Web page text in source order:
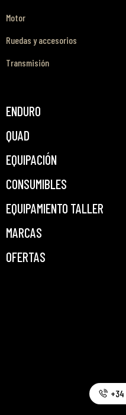
Motor
Ruedas y accesorios
Transmisión
ENDURO
QUAD
EQUIPACIÓN
CONSUMIBLES
EQUIPAMIENTO TALLER
MARCAS
OFERTAS
+34